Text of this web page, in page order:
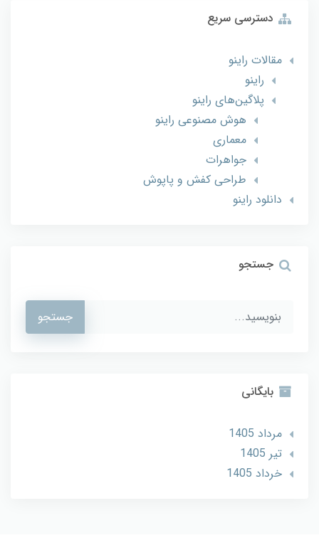
دسترسی سریع
مقالات راینو
راینو
پلاگین‌های راینو
هوش مصنوعی راینو
معماری
جواهرات
طراحی کفش و پاپوش
دانلود راینو
جستجو
جستجو
بایگانی
مرداد 1405
تير 1405
خرداد 1405